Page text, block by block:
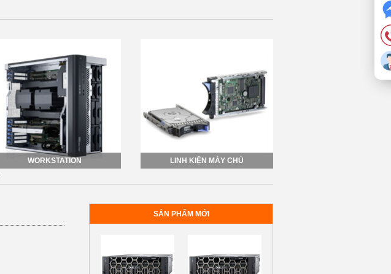
WORKSTATION
LINH KIỆN MÁY CHỦ
SẢN PHẨM MỚI